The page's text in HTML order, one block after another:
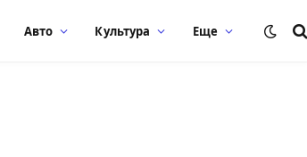
Авто Культура Еще